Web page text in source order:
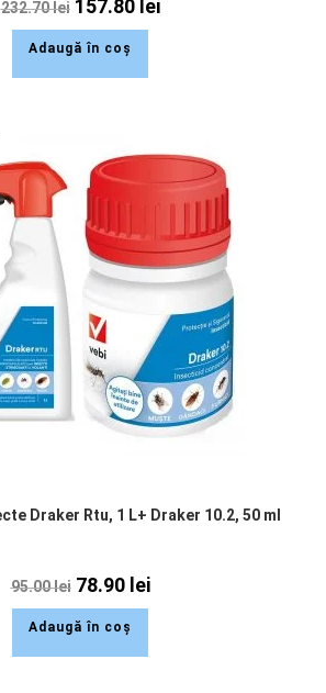
232.70lei 157.80 lei
Adaugă în coș
Draker Rtu, 1 L+ Draker 10.2, 50 ml
95.00lei 78.90 lei
Adaugă în coș